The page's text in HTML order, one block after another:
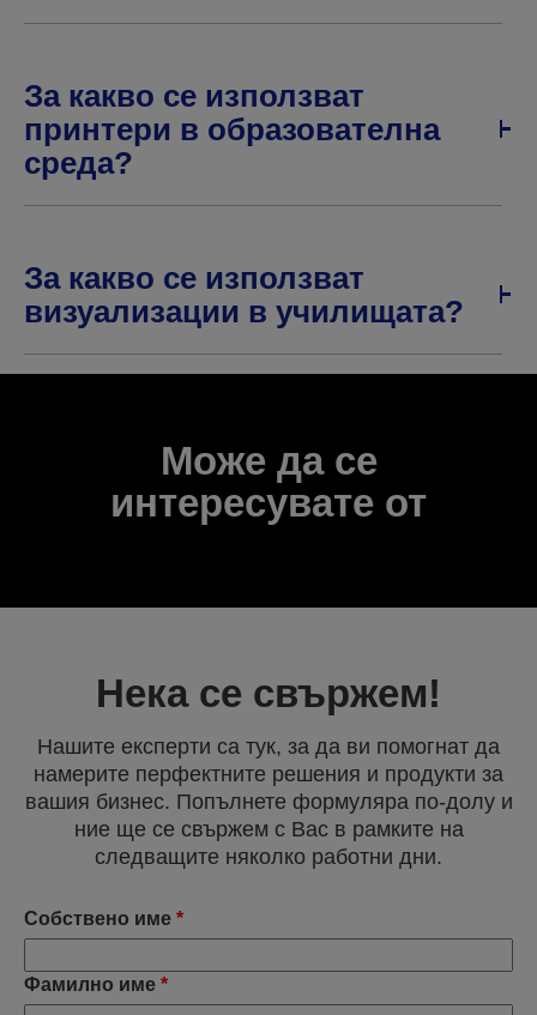
За какво се използват
принтери в образователна
среда?
За какво се използват
визуализации в училищата?
Може да се
интересувате от
Нека се свържем!
Нашите експерти са тук, за да ви помогнат да
намерите перфектните решения и продукти за
вашия бизнес. Попълнете формуляра по-долу и
ние ще се свържем с Вас в рамките на
следващите няколко работни дни.
Собствено име *
Фамилно име *